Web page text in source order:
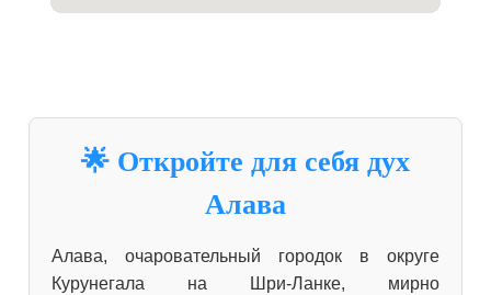
🌟 Откройте для себя дух
Алава
Алава, очаровательный городок в округе
Курунегала на Шри-Ланке, мирно